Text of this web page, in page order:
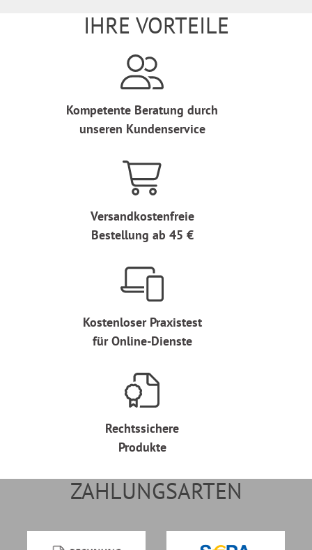
IHRE VORTEILE
Kompetente Beratung durch
unseren Kundenservice
Versandkostenfreie
Bestellung ab 45 €
Kostenloser Praxistest
für Online-Dienste
Rechtssichere
Produkte
ZAHLUNGSARTEN